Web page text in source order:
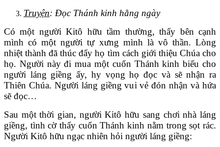
Truyện: Đọc Thánh kinh hằng ngày
Có một người Kitô hữu tầm thường, thấy bên cạnh
mình có một người tự xưng mình là vô thần. Lòng
nhiệt thành đã thúc đẩy họ tìm cách giới thiệu Chúa cho
họ. Người này đi mua một cuốn Thánh kinh biếu cho
người láng giềng ấy, hy vọng họ đọc và sẽ nhận ra
Thiên Chúa. Người láng giềng vui vẻ đón nhận và hứa
sẽ đọc…
Sau một thời gian, người Kitô hữu sang chơi nhà láng
giềng, tình cờ thấy cuốn Thánh kinh nằm trong sọt rác.
Người Kitô hữu ngạc nhiên hỏi người láng giềng: